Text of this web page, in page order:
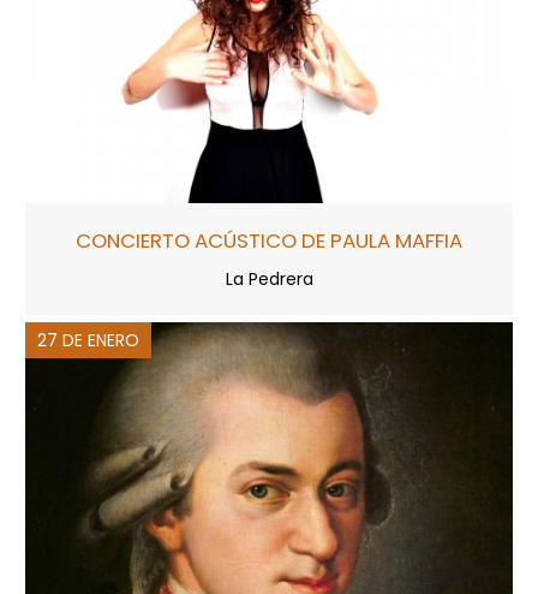
CONCIERTO ACÚSTICO DE PAULA MAFFIA
La Pedrera
27 DE ENERO